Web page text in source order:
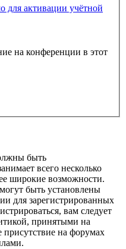
для активации учётной
на конференции в этот
быть
всего несколько
широкие возможности.
быть установлены
для зарегистрированных
вам следует
принятыми на
на форумах